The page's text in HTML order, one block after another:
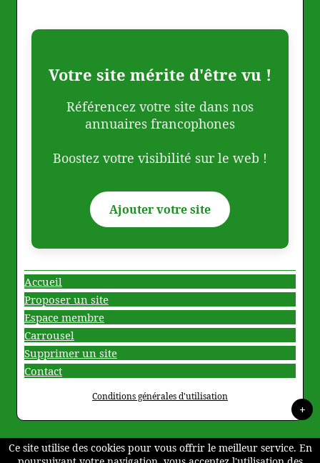
Votre site mérite d'être vu !
Référencez votre site dans nos
annuaires francophones
Boostez votre visibilité sur le web !
Ajouter votre site
Accueil
Proposer un site
Espace membre
Carrousel
Supprimer un site
Contact
Conditions générales d'utilisation
+
Ce site utilise des cookies pour vous offrir le meilleur service. En